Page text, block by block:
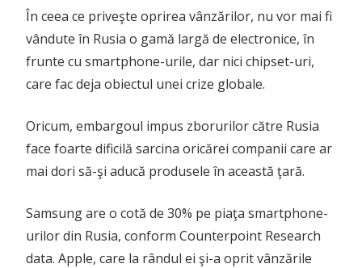
În ceea ce priveşte oprirea vânzărilor, nu vor mai fi
vândute în Rusia o gamă largă de electronice, în
frunte cu smartphone-urile, dar nici chipset-uri,
care fac deja obiectul unei crize globale.
Oricum, embargoul impus zborurilor către Rusia
face foarte dificilă sarcina oricărei companii care ar
mai dori să-şi aducă produsele în această ţară.
Samsung are o cotă de 30% pe piaţa smartphone-
urilor din Rusia, conform Counterpoint Research
data. Apple, care la rândul ei şi-a oprit vânzările